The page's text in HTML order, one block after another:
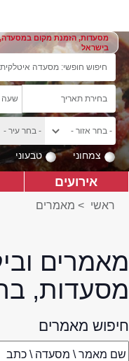
מסעדות, הזמנת מקום במסעדה,
בישראל
צמחוני טבעוני
אירועים
ראשי > מאמרים
מאמרים
מסעדות,
חיפוש מאמרים